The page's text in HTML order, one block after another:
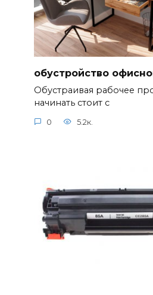
обустройство
Обустраивая рабочее
начинать стоит с
0 5.2к.